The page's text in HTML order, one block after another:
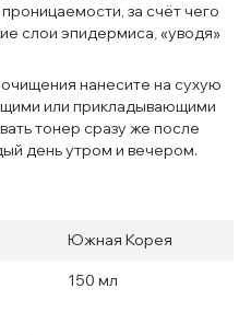
за счёт чего
слои эпидермиса, «уводя»
нанесите на сухую
или прикладывающими
тонер сразу же после
день утром и вечером.
Южная Корея
150 мл